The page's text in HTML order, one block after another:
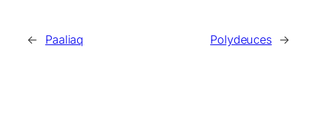
← Paaliaq Polydeuces →